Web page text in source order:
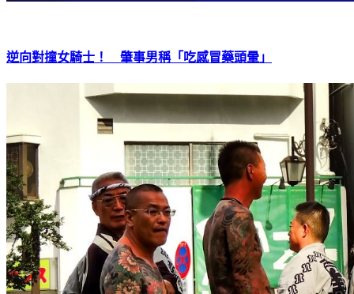
逆向對撞女騎士！ 肇事男稱「吃感冒藥頭暈」